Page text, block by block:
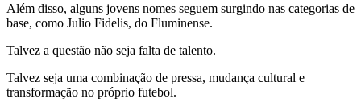
Além disso, alguns jovens nomes seguem surgindo nas categorias de
base, como Julio Fidelis, do Fluminense.
Talvez a questão não seja falta de talento.
Talvez seja uma combinação de pressa, mudança cultural e
transformação no próprio futebol.